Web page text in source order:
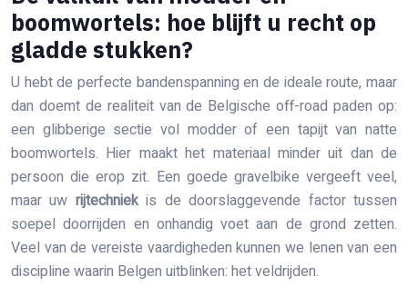
boomwortels: hoe blijft u recht op
gladde stukken?
U hebt de perfecte bandenspanning en de ideale route, maar
dan doemt de realiteit van de Belgische off-road paden op:
een glibberige sectie vol modder of een tapijt van natte
boomwortels. Hier maakt het materiaal minder uit dan de
persoon die erop zit. Een goede gravelbike vergeeft veel,
maar uw rijtechniekis de doorslaggevende factor tussen
soepel doorrijden en onhandig voet aan de grond zetten.
Veel van de vereiste vaardigheden kunnen we lenen van een
discipline waarin Belgen uitblinken: het veldrijden.